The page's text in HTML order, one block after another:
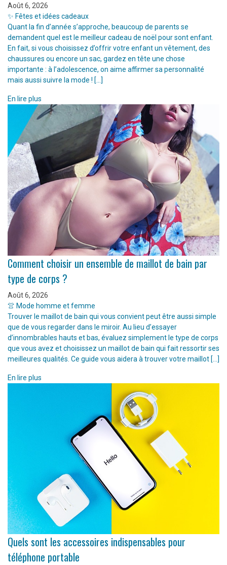
Août 6, 2026
✨ Fêtes et idées cadeaux
Quant la fin d’année s’approche, beaucoup de parents se
demandent quel est le meilleur cadeau de noël pour sont enfant.
En fait, si vous choisissez d’offrir votre enfant un vêtement, des
chaussures ou encore un sac, gardez en tête une chose
importante : à l’adolescence, on aime affirmer sa personnalité
mais aussi suivre la mode ! […]
En lire plus
Comment choisir un ensemble de maillot de bain par
type de corps ?
Août 6, 2026
👚 Mode homme et femme
Trouver le maillot de bain qui vous convient peut être aussi simple
que de vous regarder dans le miroir. Au lieu d’essayer
d’innombrables hauts et bas, évaluez simplement le type de corps
que vous avez et choisissez un maillot de bain qui fait ressortir ses
meilleures qualités. Ce guide vous aidera à trouver votre maillot […]
En lire plus
Quels sont les accessoires indispensables pour
téléphone portable